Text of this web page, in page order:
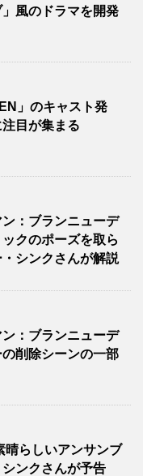
風のドラマを開発
」のキャスト発
目が集まる
：ブランニューデ
クのポーズを取ら
シンクさんが解説
：ブランニューデ
削除シーンの一部
晴らしいアンサンブ
ンクさんが予告